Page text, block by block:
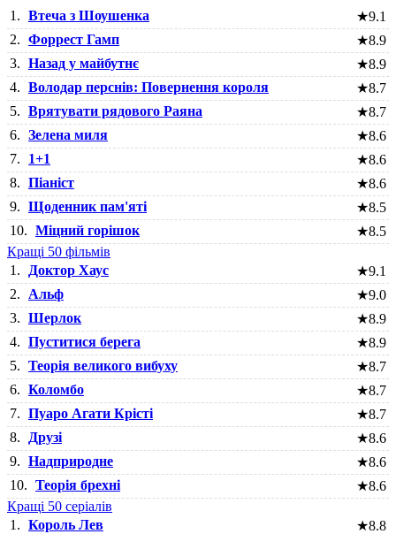
1. Втеча з Шоушенка ★9.1
2. Форрест Гамп ★8.9
3. Назад у майбутнє ★8.9
4. Володар перснів: Повернення короля ★8.7
5. Врятувати рядового Раяна ★8.7
6. Зелена миля ★8.6
7.
1+1 ★8.6
8. Піаніст ★8.6
9. Щоденник пам'яті ★8.5
10. Міцний горішок ★8.5
Кращі 50 фільмів
1.
Доктор Хаус ★9.1
2.
Альф ★9.0
3. Шерлок ★8.9
4. Пуститися берега ★8.9
5. Теорія великого вибуху ★8.7
6. Коломбо ★8.7
7. Пуаро Агати Крісті ★8.7
8.
Друзі ★8.6
9. Надприродне ★8.6
10. Теорія брехні ★8.6
Кращі 50 серіалів
1. Король Лев ★8.8